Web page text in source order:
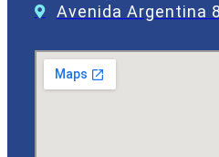
Avenida Argentina